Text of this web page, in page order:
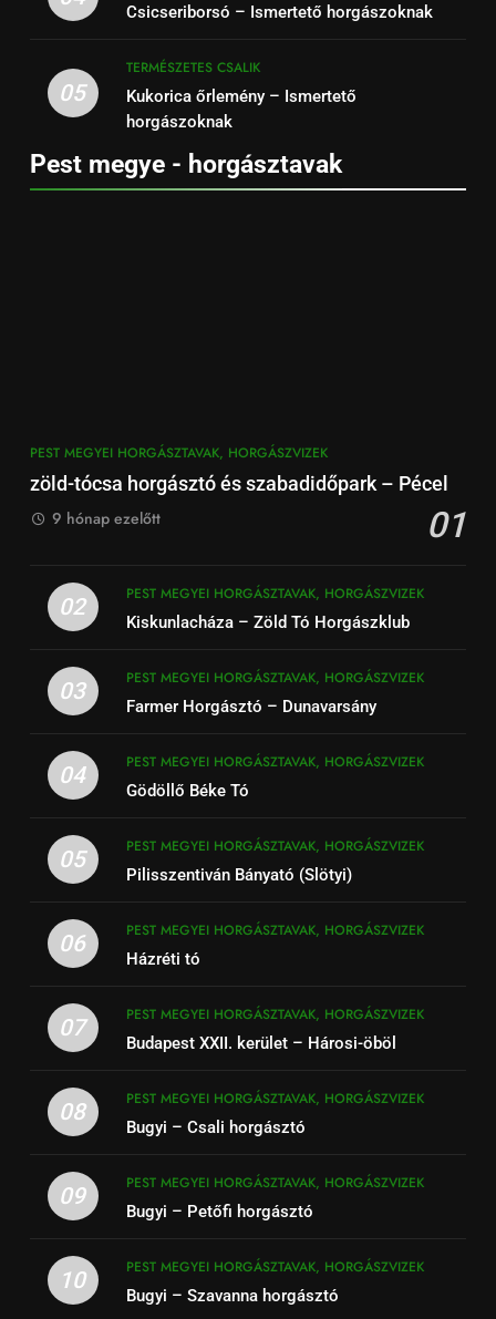
Csicseriborsó – Ismertető horgászoknak
05
TERMÉSZETES CSALIK
Kukorica őrlemény – Ismertető
horgászoknak
Pest megye - horgásztavak
PEST MEGYEI HORGÁSZTAVAK, HORGÁSZVIZEK
zöld-tócsa horgásztó és szabadidőpark – Pécel
01
9 hónap ezelőtt
02
PEST MEGYEI HORGÁSZTAVAK, HORGÁSZVIZEK
Kiskunlacháza – Zöld Tó Horgászklub
03
PEST MEGYEI HORGÁSZTAVAK, HORGÁSZVIZEK
Farmer Horgásztó – Dunavarsány
04
PEST MEGYEI HORGÁSZTAVAK, HORGÁSZVIZEK
Gödöllő Béke Tó
05
PEST MEGYEI HORGÁSZTAVAK, HORGÁSZVIZEK
Pilisszentiván Bányató (Slötyi)
06
PEST MEGYEI HORGÁSZTAVAK, HORGÁSZVIZEK
Házréti tó
07
PEST MEGYEI HORGÁSZTAVAK, HORGÁSZVIZEK
Budapest XXII. kerület – Hárosi-öböl
08
PEST MEGYEI HORGÁSZTAVAK, HORGÁSZVIZEK
Bugyi – Csali horgásztó
09
PEST MEGYEI HORGÁSZTAVAK, HORGÁSZVIZEK
Bugyi – Petőfi horgásztó
10
PEST MEGYEI HORGÁSZTAVAK, HORGÁSZVIZEK
Bugyi – Szavanna horgásztó